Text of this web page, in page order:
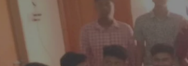
printer took a galley of type and